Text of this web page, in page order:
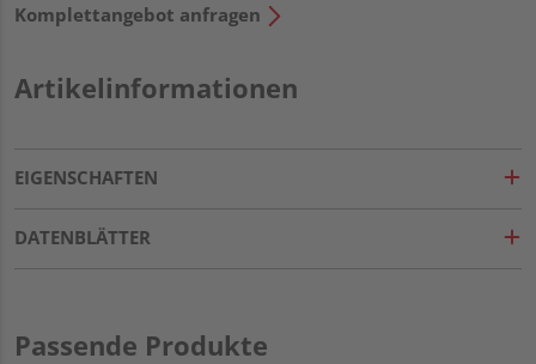
Komplettangebot anfragen
Artikelinformationen
EIGENSCHAFTEN
DATENBLÄTTER
Passende Produkte